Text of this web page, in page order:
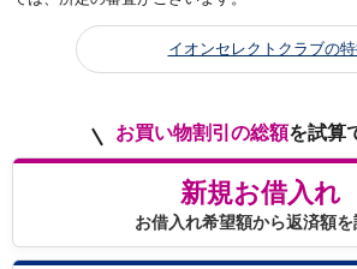
イオンセレクトクラブの
お買い物割引の総額を試算
新規お借入れ
お借入れ希望額から返済額を